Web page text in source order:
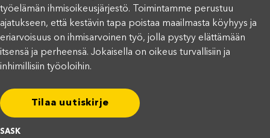
työelämän ihmisoikeusjärjestö. Toimintamme perustuu
ajatukseen, että kestävin tapa poistaa maailmasta köyhyys ja
eriarvoisuus on ihmisarvoinen työ, jolla pystyy elättämään
itsensä ja perheensä. Jokaisella on oikeus turvallisiin ja
inhimillisiin työoloihin.
Tilaa uutiskirje
SASK